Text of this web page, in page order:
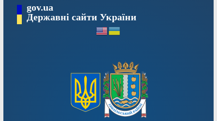
вмісту
gov.ua
Державні сайти України